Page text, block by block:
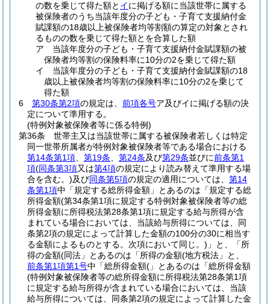
の数を乗じて得た額と イに掲げる額に当該世帯に属する
被保険者のうち当該年度分の子ども・子育て支援納付金
賦課額の18歳以上被保険者均等割額の算定の対象とされ
るものの数を乗じて得た額とを合算した額
ア
当該年度分の子ども・子育て支援納付金賦課額の被
保険者均等割の保険料率に10分の2を乗じて得た額
イ
当該年度分の子ども・子育て支援納付金賦課額の18
歳以上被保険者均等割の保険料率に10分の2を乗じて
得た額
6
第30条第2項の規定は、 前項各号ア及びイに掲げる額の決
定について準用する。
(特例対象被保険者等に係る特例)
第36条
世帯主又は当該世帯に属する被保険者若しくは特定
同一世帯所属者が特例対象被保険者等である場合における
第14条第1項
第19条 第24条及び第29条並びに前条第1
項(同条第3項又は第4項の規定により読み替えて準用する場
合を含む。)及び同条第5項の規定の適用については、 第14
条第1項中「規定する総所得金額」とあるのは「規定する総
所得金額(第34条第1項に規定する特例対象被保険者等の総
所得金額に所得税法第28条第1項に規定する給与所得が含
まれている場合においては、当該給与所得については、同
条第2項の規定によって計算した金額の100分の30に相当す
る金額によるものとする。次項において同じ。) 」と、「所
得の金額(同法」とあるのは「所得の金額(地方税法」と、
前条第1項第1号中「総所得金額(」とあるのは「総所得金額
(特例対象被保険者等の総所得金額に所得税法第28条第1項
に規定する給与所得が含まれている場合においては、当該
給与所得については、同条第2項の規定によって計算した金